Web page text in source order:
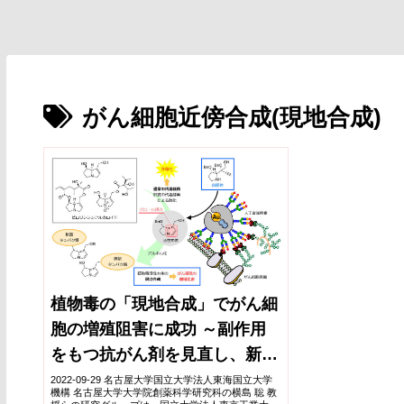
がん細胞近傍合成(現地合成)
植物毒の「現地合成」でがん細
胞の増殖阻害に成功 ～副作用
をもつ抗がん剤を見直し、新規
治療法へ～
2022-09-29 名古屋大学国立大学法人東海国立大学
機構 名古屋大学大学院創薬科学研究科の横島 聡 教